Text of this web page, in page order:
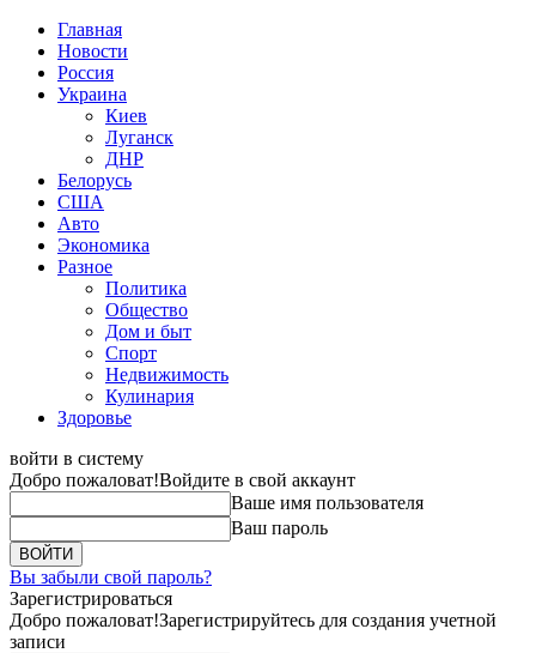
Главная
Новости
Россия
Украина
Киев
Луганск
ДНР
Белорусь
США
Авто
Экономика
Разное
Политика
Общество
Дом и быт
Спорт
Недвижимость
Кулинария
Здоровье
войти в систему
Добро пожаловат!Войдите в свой аккаунт
Ваше имя пользователя
Ваш пароль
Вы забыли свой пароль?
Зарегистрироваться
Добро пожаловат!Зарегистрируйтесь для создания учетной
записи